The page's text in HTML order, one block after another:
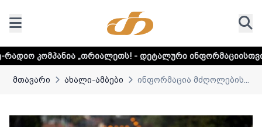
- დეტალური ინფორმაციისთვის დააკლიკეთ
მთავარი ახალი-ამბები ინფორმაცია მძღოლების...